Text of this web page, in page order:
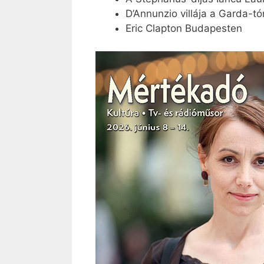
D’Annunzio villája a Garda-
Eric Clapton Budapesten